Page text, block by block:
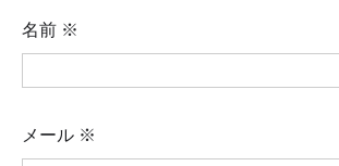
名前 ※
メール ※